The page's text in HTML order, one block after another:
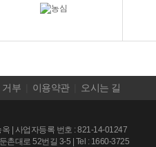
거부 이용약관 오시는 길
| 사업자등록 번호 : 821-14-01247
촌대로 52번길 3-5 | Tel : 1660-3725